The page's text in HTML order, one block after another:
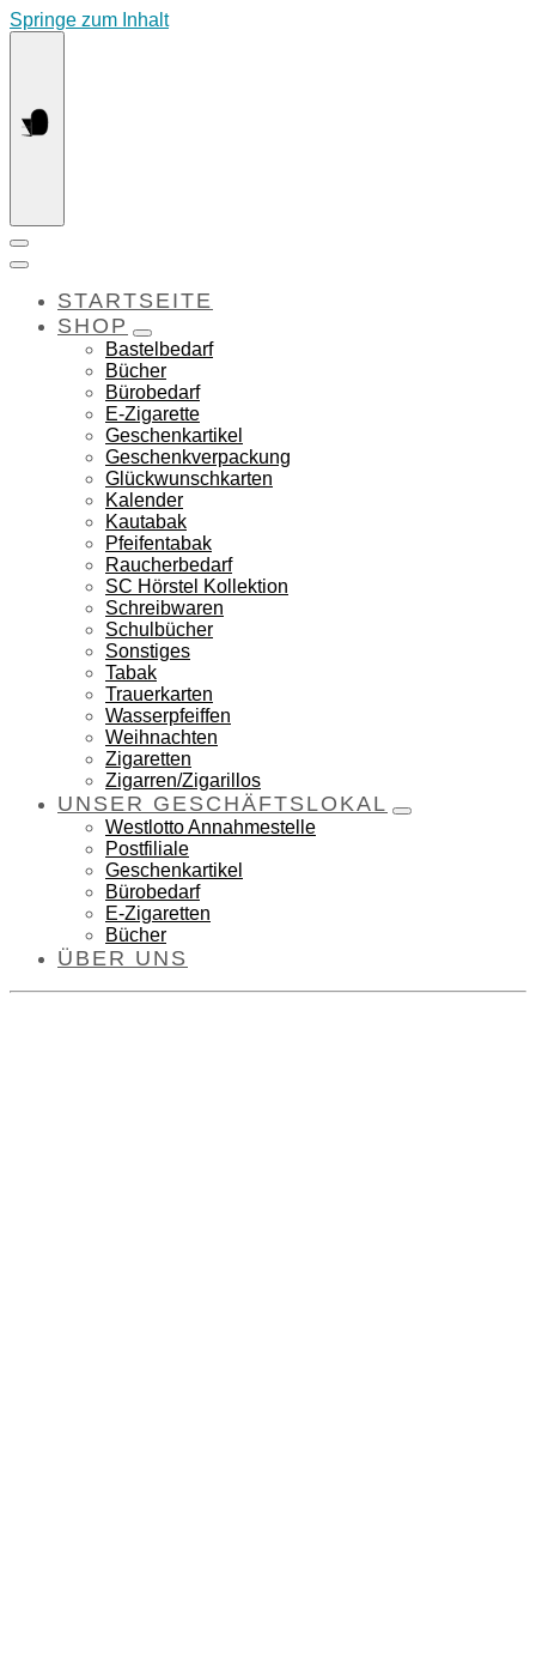
Springe zum Inhalt
STARTSEITE
SHOP
Bastelbedarf
Bücher
Bürobedarf
E-Zigarette
Geschenkartikel
Geschenkverpackung
Glückwunschkarten
Kalender
Kautabak
Pfeifentabak
Raucherbedarf
SC Hörstel Kollektion
Schreibwaren
Schulbücher
Sonstiges
Tabak
Trauerkarten
Wasserpfeiffen
Weihnachten
Zigaretten
Zigarren/Zigarillos
UNSER GESCHÄFTSLOKAL
Westlotto Annahmestelle
Postfiliale
Geschenkartikel
Bürobedarf
E-Zigaretten
Bücher
ÜBER UNS